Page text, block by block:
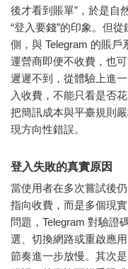
後才看到賬單”，於是自
“登入要錢”的印象。但
側，與 Telegram 的賬
運營商即便不收費，也
遲遲不到，從體驗上進
入收費，不能只看是否
把簡訊成本與平臺規則
現方向性錯誤。
登入失敗的真實原因
當使用者在多次嘗試後
指向收費，而是多個現
問題，Telegram 對驗證
選、切換網路或重啟應
節奏進一步放慢。其次